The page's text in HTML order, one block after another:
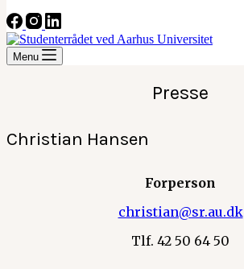
Menu
Presse
Christian Hansen
Forperson
christian@sr.au.dk
Tlf. 42 50 64 50